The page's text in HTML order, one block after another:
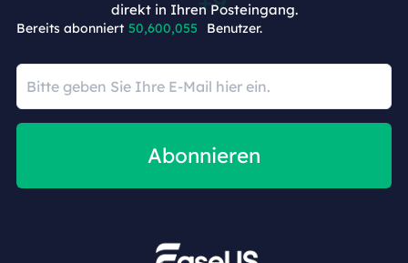
direkt in Ihren Posteingang.
Bereits abonniert 50,600,064 Benutzer.
Abonnieren